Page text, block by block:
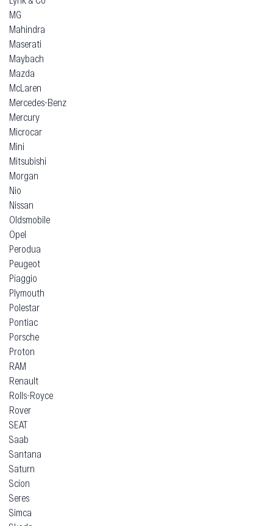
MG
Mahindra
Maserati
Maybach
Mazda
McLaren
Mercedes-Benz
Mercury
Microcar
Mini
Mitsubishi
Morgan
Nio
Nissan
Oldsmobile
Opel
Perodua
Peugeot
Piaggio
Plymouth
Polestar
Pontiac
Porsche
Proton
RAM
Renault
Rolls-Royce
Rover
SEAT
Saab
Santana
Saturn
Scion
Seres
Simca